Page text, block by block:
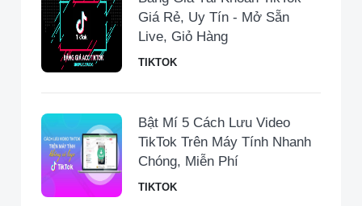
Giá Rẻ, Uy Tín - Mở Sẵn
Live, Giỏ Hàng
TIKTOK
Bật Mí 5 Cách Lưu Video
TikTok Trên Máy Tính Nhanh
Chóng, Miễn Phí
TIKTOK